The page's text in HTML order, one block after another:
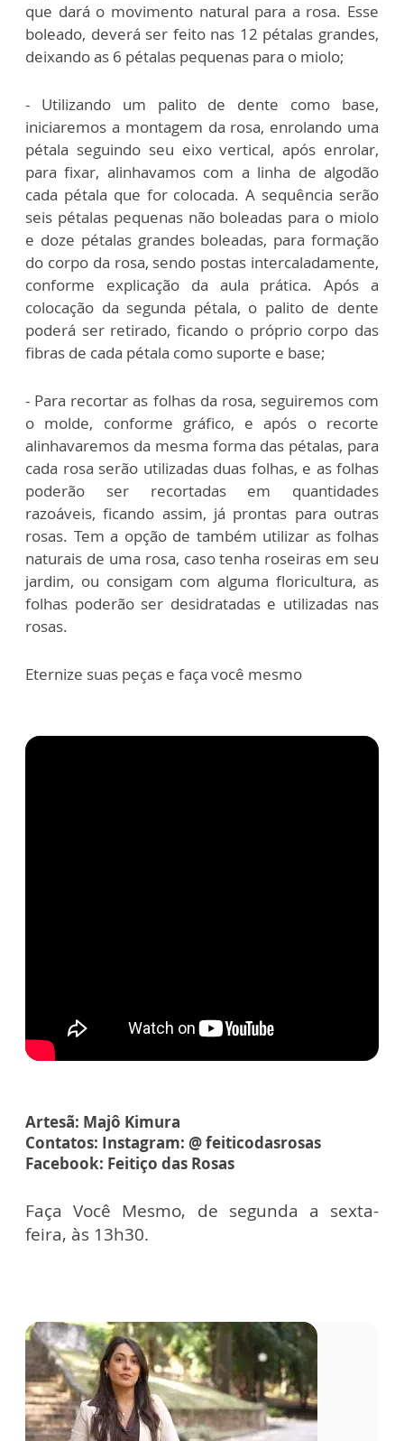
que dará o movimento natural para a rosa. Esse
boleado, deverá ser feito nas 12 pétalas grandes,
deixando as 6 pétalas pequenas para o miolo;
- Utilizando um palito de dente como base,
iniciaremos a montagem da rosa, enrolando uma
pétala seguindo seu eixo vertical, após enrolar,
para fixar, alinhavamos com a linha de algodão
cada pétala que for colocada. A sequência serão
seis pétalas pequenas não boleadas para o miolo
e doze pétalas grandes boleadas, para formação
do corpo da rosa, sendo postas intercaladamente,
conforme explicação da aula prática. Após a
colocação da segunda pétala, o palito de dente
poderá ser retirado, ficando o próprio corpo das
fibras de cada pétala como suporte e base;
- Para recortar as folhas da rosa, seguiremos com
o molde, conforme gráfico, e após o recorte
alinhavaremos da mesma forma das pétalas, para
cada rosa serão utilizadas duas folhas, e as folhas
poderão ser recortadas em quantidades
razoáveis, ficando assim, já prontas para outras
rosas. Tem a opção de também utilizar as folhas
naturais de uma rosa, caso tenha roseiras em seu
jardim, ou consigam com alguma floricultura, as
folhas poderão ser desidratadas e utilizadas nas
rosas.
Eternize suas peças e faça você mesmo
Artesã: Majô Kimura
Contatos: Instagram: @ feiticodasrosas
Facebook: Feitiço das Rosas
Faça Você Mesmo, de segunda a sexta-
feira, às 13h30.